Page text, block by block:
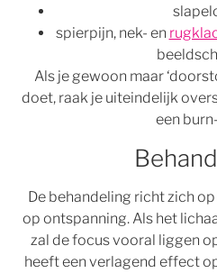
spierpijn, nek- en
Als je gewoon maar
doet, raak je uiteindelijk
een
De behandeling richt zich
op ontspanning. Als het
zal de focus vooral liggen
heeft een verlagend effect